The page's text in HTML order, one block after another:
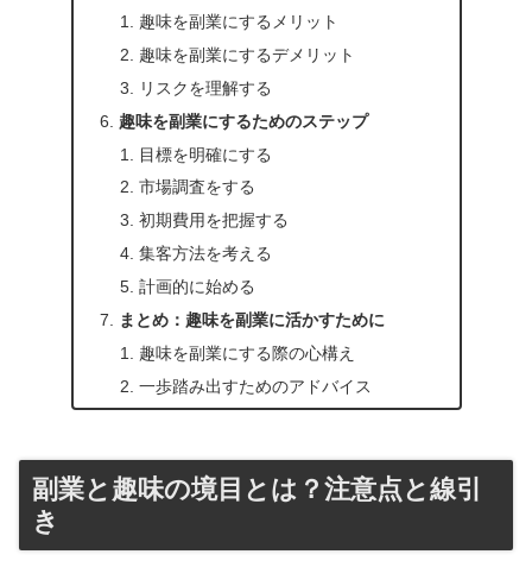
趣味を副業にするメリット
趣味を副業にするデメリット
リスクを理解する
趣味を副業にするためのステップ
目標を明確にする
市場調査をする
初期費用を把握する
集客方法を考える
計画的に始める
まとめ：趣味を副業に活かすために
趣味を副業にする際の心構え
一歩踏み出すためのアドバイス
副業と趣味の境目とは？注意点と線引
き